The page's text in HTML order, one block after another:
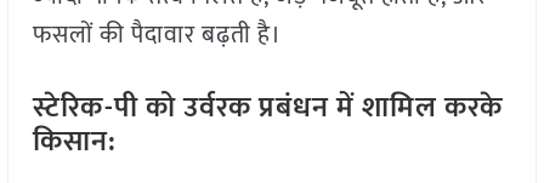
फसलों की पैदावार बढ़ती है।
स्टेरिक-पी को उर्वरक प्रबंधन में शामिल करके
किसान: